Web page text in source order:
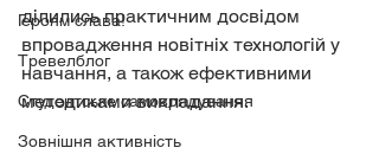
Героям слава!
Тревелблог
Студентське самоврядування
Зовнішня активність
ділились практичним досвідом
впровадження новітніх технологій у
навчання, а також ефективними
методиками викладання.